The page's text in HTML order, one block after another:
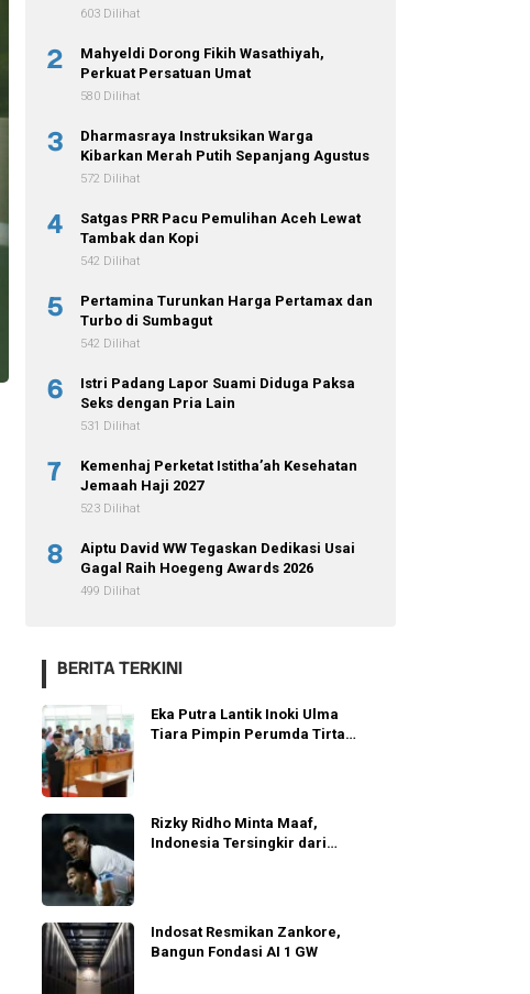
603 Dilihat
2
Mahyeldi Dorong Fikih Wasathiyah,
Perkuat Persatuan Umat
580 Dilihat
3
Dharmasraya Instruksikan Warga
Kibarkan Merah Putih Sepanjang Agustus
572 Dilihat
4
Satgas PRR Pacu Pemulihan Aceh Lewat
Tambak dan Kopi
542 Dilihat
5
Pertamina Turunkan Harga Pertamax dan
Turbo di Sumbagut
542 Dilihat
6
Istri Padang Lapor Suami Diduga Paksa
Seks dengan Pria Lain
531 Dilihat
7
Kemenhaj Perketat Istitha’ah Kesehatan
Jemaah Haji 2027
523 Dilihat
8
Aiptu David WW Tegaskan Dedikasi Usai
Gagal Raih Hoegeng Awards 2026
499 Dilihat
BERITA TERKINI
Eka Putra Lantik Inoki Ulma
Tiara Pimpin Perumda Tirta
Rizky Ridho Minta Maaf,
Indonesia Tersingkir dari
Indosat Resmikan Zankore,
Bangun Fondasi AI 1 GW